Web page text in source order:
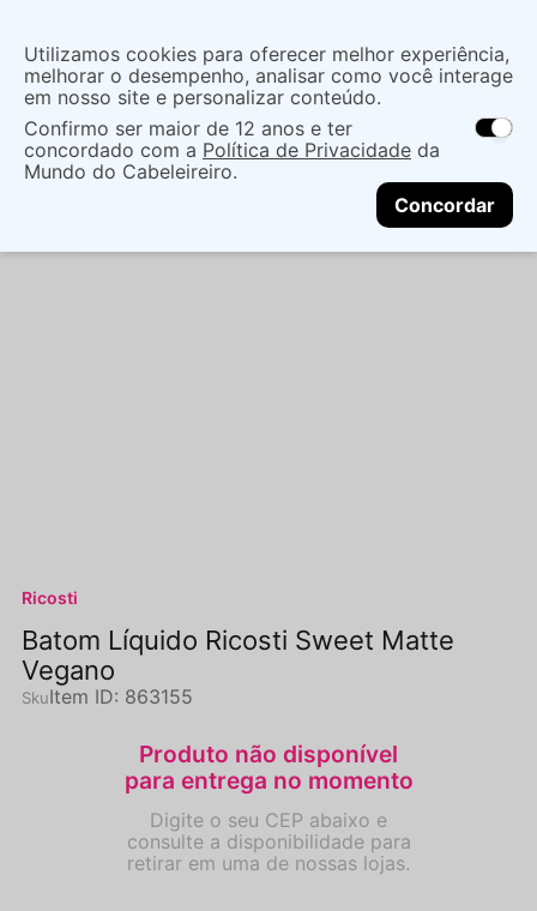
localização
As ofertas e opções de entrega variam de
acordo com a região.Não sei meu CEP
CONTINUAR
O que você procura?
Maquiagem Boca Batom Bastão
BATOM
LÍQUIDO RICOSTI SWEET MATTE VEGANO
Ricosti
Batom Líquido Ricosti Sweet Matte
Vegano
Item ID: 863155
Utilizamos cookies para oferecer melhor experiência,
melhorar o desempenho, analisar como você interage
em nosso site e personalizar conteúdo.
Confirmo ser maior de 12 anos e ter
concordado com a Política de Privacidade da
Mundo do Cabeleireiro.
Concordar